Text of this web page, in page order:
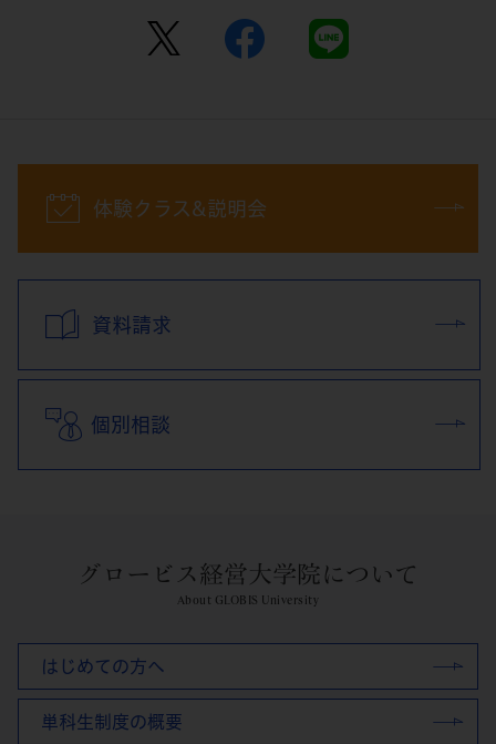
体験クラス&説明会
資料請求
個別相談
グロービス経営大学院について
About GLOBIS University
はじめての方へ
単科生制度の概要